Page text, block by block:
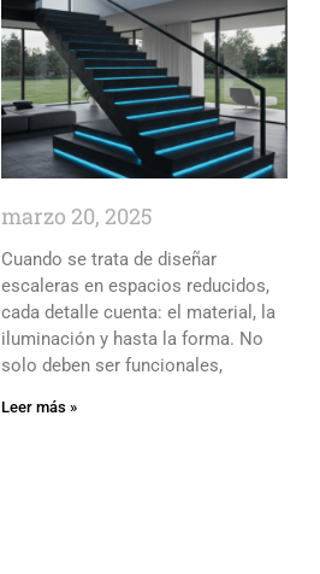
marzo 20, 2025
Cuando se trata de diseñar
escaleras en espacios reducidos,
cada detalle cuenta: el material, la
iluminación y hasta la forma. No
solo deben ser funcionales,
Leer más »